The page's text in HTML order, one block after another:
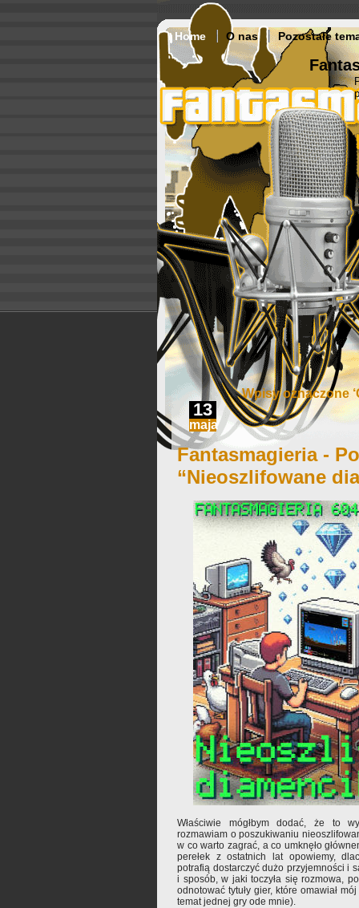
Home O nas Pozostałe
Wpisy oznaczone
13
maja
Fantasmagieria -
“Nieoszlifowane
Właściwie mógłbym dodać, że to
rozmawiam o poszukiwaniu
w co warto zagrać, a co umknęło
perełek z ostatnich lat opowiemy,
potrafią dostarczyć dużo przyjemności i
i sposób, w jaki toczyła się rozmowa,
odnotować tytuły gier, które omawiał
temat jednej gry ode mnie).